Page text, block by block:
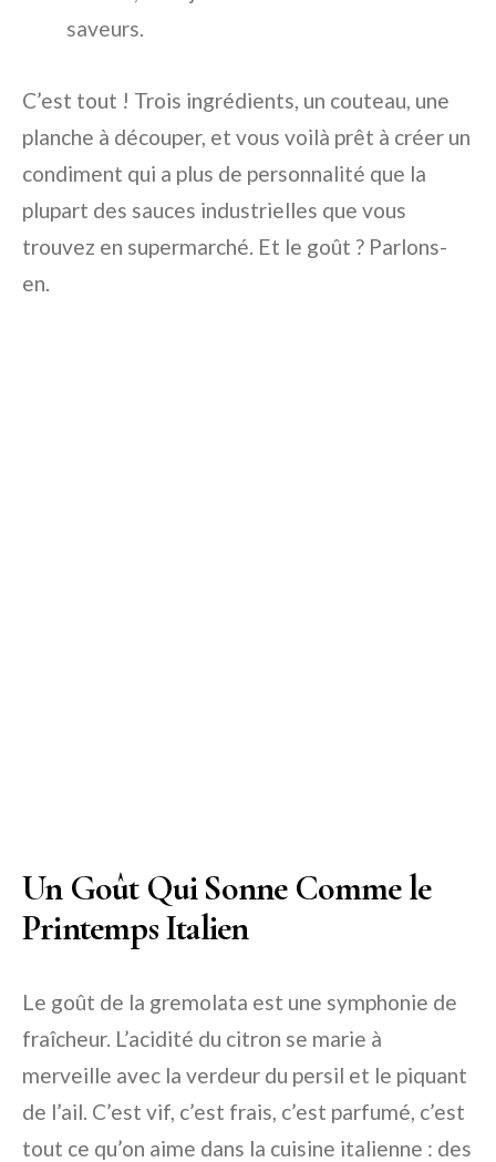
saveurs.
C’est tout ! Trois ingrédients, un couteau, une
planche à découper, et vous voilà prêt à créer un
condiment qui a plus de personnalité que la
plupart des sauces industrielles que vous
trouvez en supermarché. Et le goût ? Parlons-
en.
Un Goût Qui Sonne Comme le
Printemps Italien
Le goût de la gremolata est une symphonie de
fraîcheur. L’acidité du citron se marie à
merveille avec la verdeur du persil et le piquant
de l’ail. C’est vif, c’est frais, c’est parfumé, c’est
tout ce qu’on aime dans la cuisine italienne : des